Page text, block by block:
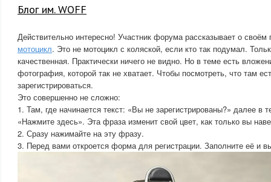
Блог им. WOFF
Действительно интересно! Участник форума рассказывает о
мотоцикл. Это не мотоцикл с коляской, если кто так подумал.
качественная. Практически ничего не видно. Но в теме есть
фотография, которой так не хватает. Чтобы посмотреть, что там
зарегистрироваться.
Это совершенно не сложно:
1. Там, где начинается текст: «Вы не зарегистрированы?» далее в
«Нажмите здесь». Эта фраза изменит свой цвет, как только вы
2. Сразу нажимайте на эту фразу.
3. Перед вами откроется форма для регистрации. Заполните её и